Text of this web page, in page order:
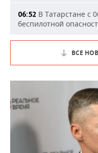
06:52 В Татарстане с
беспилотной
ВСЕ